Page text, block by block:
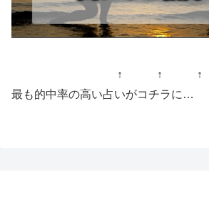
↑ ↑ ↑
最も的中率の高い占いがコチラに…